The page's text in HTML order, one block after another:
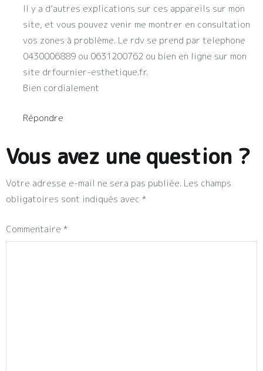
Il y a d’autres explications sur ces appareils sur mon
site, et vous pouvez venir me montrer en consultation
vos zones à problème. Le rdv se prend par telephone
0430006889 ou 0631200762 ou bien en ligne sur mon
site drfournier-esthetique.fr.
Bien cordialement
Répondre
Vous avez une question ?
Votre adresse e-mail ne sera pas publiée. Les champs
obligatoires sont indiqués avec *
Commentaire *